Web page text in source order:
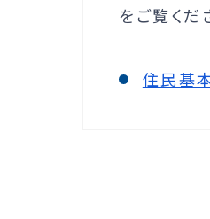
をご覧くだ
住民基